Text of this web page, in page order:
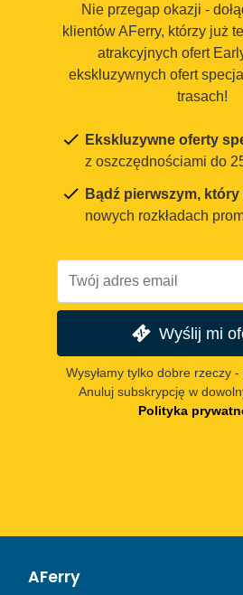
Nie przegap okazji -
klientów AFerry, którzy już
atrakcyjnych ofert
ekskluzywnych ofert
trasach!
Ekskluzywne oferty
z oszczędnościami do
Bądź pierwszym,
nowych rozkładach
Wyślij mi
Wysyłamy tylko dobre rzeczy
Anuluj subskrypcję w
Polityka
AFerry